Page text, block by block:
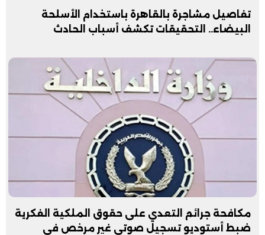
تفاصيل مشاجرة بالقاهرة باستخدام الأسلحة
البيضاء.. التحقيقات تكشف أسباب الحادث
مكافحة جرائم التعدي على حقوق الملكية الفكرية
ضبط أستوديو تسجيل صوتي غير مرخص في